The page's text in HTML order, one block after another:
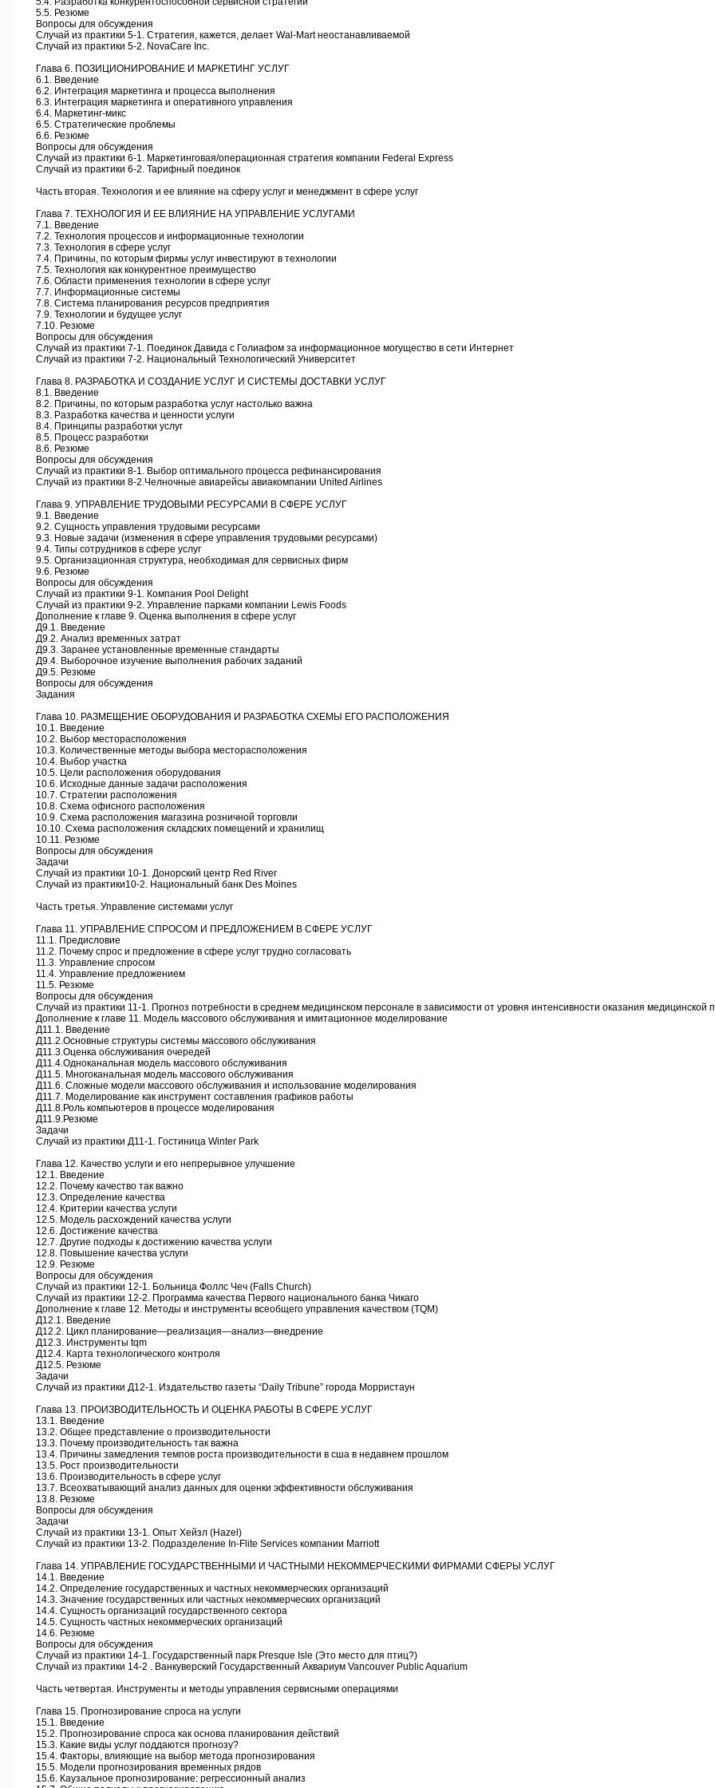
5.5. Резюме
Вопросы для обсуждения
Случай из практики 5-1. Стратегия, кажется, делает Wal-Mart неостанавливаемой
Случай из практики 5-2. NovaCare Inc.
Глава 6. ПОЗИЦИОНИРОВАНИЕ И МАРКЕТИНГ УСЛУГ
6.1. Введение
6.2. Интеграция маркетинга и процесса выполнения
6.3. Интеграция маркетинга и оперативного управления
6.4. Маркетинг-микс
6.5. Стратегические проблемы
6.6. Резюме
Вопросы для обсуждения
Случай из практики 6-1. Маркетинговая/операционная стратегия компании Federal Express
Случай из практики 6-2. Тарифный поединок
Часть вторая. Технология и ее влияние на сферу услуг и менеджмент в сфере услуг
Глава 7. ТЕХНОЛОГИЯ И ЕЕ ВЛИЯНИЕ НА УПРАВЛЕНИЕ УСЛУГАМИ
7.1. Введение
7.2. Технология процессов и информационные технологии
7.3. Технология в сфере услуг
7.4. Причины, по которым фирмы услуг инвестируют в технологии
7.5. Технология как конкурентное преимущество
7.6. Области применения технологии в сфере услуг
7.7. Информационные системы
7.8. Система планирования ресурсов предприятия
7.9. Технологии и будущее услуг
7.10. Резюме
Вопросы для обсуждения
Случай из практики 7-1. Поединок Давида с Голиафом за информационное могущество в сети Интернет
Случай из практики 7-2. Национальный Технологический Университет
Глава 8. РАЗРАБОТКА И СОЗДАНИЕ УСЛУГ И СИСТЕМЫ ДОСТАВКИ УСЛУГ
8.1. Введение
8.2. Причины, по которым разработка услуг настолько важна
8.3. Разработка качества и ценности услуги
8.4. Принципы разработки услуг
8.5. Процесс разработки
8.6. Резюме
Вопросы для обсуждения
Случай из практики 8-1. Выбор оптимального процесса рефинансирования
Случай из практики 8-2.Челночные авиарейсы авиакомпании United Airlines
Глава 9. УПРАВЛЕНИЕ ТРУДОВЫМИ РЕСУРСАМИ В СФЕРЕ УСЛУГ
9.1. Введение
9.2. Сущность управления трудовыми ресурсами
9.3. Новые задачи (изменения в сфере управления трудовыми ресурсами)
9.4. Типы сотрудников в сфере услуг
9.5. Организационная структура, необходимая для сервисных фирм
9.6. Резюме
Вопросы для обсуждения
Случай из практики 9-1. Компания Pool Delight
Случай из практики 9-2. Управление парками компании Lewis Foods
Дополнение к главе 9. Оценка выполнения в сфере услуг
Д9.1. Введение
Д9.2. Анализ временных затрат
Д9.3. Заранее установленные временные стандарты
Д9.4. Выборочное изучение выполнения рабочих заданий
Д9.5. Резюме
Вопросы для обсуждения
Задания
Глава 10. РАЗМЕЩЕНИЕ ОБОРУДОВАНИЯ И РАЗРАБОТКА СХЕМЫ ЕГО РАСПОЛОЖЕНИЯ
10.1. Введение
10.2. Выбор месторасположения
10.3. Количественные методы выбора месторасположения
10.4. Выбор участка
10.5. Цели расположения оборудования
10.6. Исходные данные задачи расположения
10.7. Стратегии расположения
10.8. Схема офисного расположения
10.9. Схема расположения магазина розничной торговли
10.10. Схема расположения складских помещений и хранилищ
10.11. Резюме
Вопросы для обсуждения
Задачи
Случай из практики 10-1. Донорский центр Red River
Случай из практики10-2. Национальный банк Des Moines
Часть третья. Управление системами услуг
Глава 11. УПРАВЛЕНИЕ СПРОСОМ И ПРЕДЛОЖЕНИЕМ В СФЕРЕ УСЛУГ
11.1. Предисловие
11.2. Почему спрос и предложение в сфере услуг трудно согласовать
11.3. Управление спросом
11.4. Управление предложением
11.5. Резюме
Вопросы для обсуждения
Случай из практики 11-1. Прогноз потребности в среднем медицинском персонале в зависимости от уровня интенсивности оказания медицинской
Дополнение к главе 11. Модель массового обслуживания и имитационное моделирование
Д11.1. Введение
Д11.2.Основные структуры системы массового обслуживания
Д11.3.Оценка обслуживания очередей
Д11.4.Одноканальная модель массового обслуживания
Д11.5. Многоканальная модель массового обслуживания
Д11.6. Сложные модели массового обслуживания и использование моделирования
Д11.7. Моделирование как инструмент составления графиков работы
Д11.8.Роль компьютеров в процессе моделирования
Д11.9.Резюме
Задачи
Случай из практики Д11-1. Гостиница Winter Park
Глава 12. Качество услуги и его непрерывное улучшение
12.1. Введение
12.2. Почему качество так важно
12.3. Определение качества
12.4. Критерии качества услуги
12.5. Модель расхождений качества услуги
12.6. Достижение качества
12.7. Другие подходы к достижению качества услуги
12.8. Повышение качества услуги
12.9. Резюме
Вопросы для обсуждения
Случай из практики 12-1. Больница Фоллс Чеч (Falls Church)
Случай из практики 12-2. Программа качества Первого национального банка Чикаго
Дополнение к главе 12. Методы и инструменты всеобщего управления качеством (TQM)
Д12.1. Введение
Д12.2. Цикл планирование—реализация—анализ—внедрение
Д12.3. Инструменты tqm
Д12.4. Карта технологического контроля
Д12.5. Резюме
Задачи
Случай из практики Д12-1. Издательство газеты “Daily Tribune” города Морристаун
Глава 13. ПРОИЗВОДИТЕЛЬНОСТЬ И ОЦЕНКА РАБОТЫ В СФЕРЕ УСЛУГ
13.1. Введение
13.2. Общее представление о производительности
13.3. Почему производительность так важна
13.4. Причины замедления темпов роста производительности в сша в недавнем прошлом
13.5. Рост производительности
13.6. Производительность в сфере услуг
13.7. Всеохватывающий анализ данных для оценки эффективности обслуживания
13.8. Резюме
Вопросы для обсуждения
Задачи
Случай из практики 13-1. Опыт Хейзл (Hazel)
Случай из практики 13-2. Подразделение In-Flite Services компании Marriott
Глава 14. УПРАВЛЕНИЕ ГОСУДАРСТВЕННЫМИ И ЧАСТНЫМИ НЕКОММЕРЧЕСКИМИ ФИРМАМИ СФЕРЫ УСЛУГ
14.1. Введение
14.2. Определение государственных и частных некоммерческих организаций
14.3. Значение государственных или частных некоммерческих организаций
14.4. Сущность организаций государственного сектора
14.5. Сущность частных некоммерческих организаций
14.6. Резюме
Вопросы для обсуждения
Случай из практики 14-1. Государственный парк Presque Isle (Это место для птиц?)
Случай из практики 14-2 . Ванкуверский Государственный Аквариум Vancouver Public Aquarium
Часть четвертая. Инструменты и методы управления сервисными операциями
Глава 15. Прогнозирование спроса на услуги
15.1. Введение
15.2. Прогнозирование спроса как основа планирования действий
15.3. Какие виды услуг поддаются прогнозу?
15.4. Факторы, влияющие на выбор метода прогнозирования
15.5. Модели прогнозирования временных рядов
15.6. Каузальное прогнозирование: регрессионный анализ